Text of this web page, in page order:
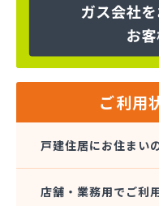
株式会社インデス
株式会社エクシング
株式会社エネサンス
株式会社オージーサ
株式会社ガスパル青
株式会社グリーンエ
ご利用
戸建住居にお住まい
店舗・業務用でご利